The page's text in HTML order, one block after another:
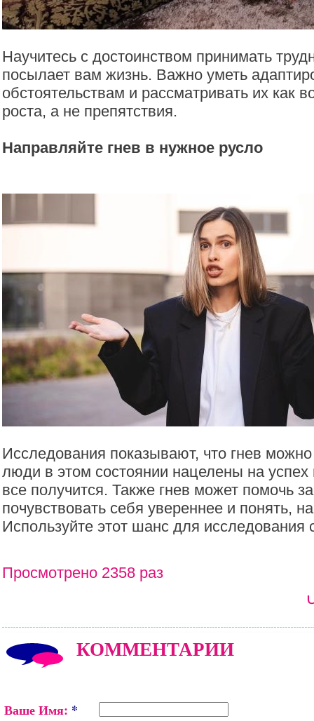
Научитесь с достоинством принимать
посылает вам жизнь. Важно уметь
обстоятельствам и рассматривать их как
роста, а не препятствия.
Направляйте гнев в нужное русло
Исследования показывают, что гнев
люди в этом состоянии нацелены на успех
все получится. Также гнев может помочь
почувствовать себя увереннее и понять,
Используйте этот шанс для исследования
Просмотрено 2358 раз
КОММЕНТАРИИ
Ваше Имя: *